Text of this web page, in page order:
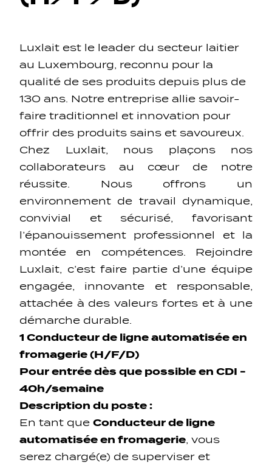
Navigation secondarie
Sozial Netzwierker
Navigation pied de page
Gérer les cookies
Luxlait est le leader du secteur laitier
au Luxembourg, reconnu pour la
qualité de ses produits depuis plus de
130 ans. Notre entreprise allie savoir-
faire traditionnel et innovation pour
offrir des produits sains et savoureux.
Chez Luxlait, nous plaçons nos
collaborateurs au cœur de notre
réussite. Nous offrons un
environnement de travail dynamique,
convivial et sécurisé, favorisant
l’épanouissement professionnel et la
montée en compétences. Rejoindre
Luxlait, c’est faire partie d’une équipe
engagée, innovante et responsable,
attachée à des valeurs fortes et à une
démarche durable.
1 Conducteur de ligne automatisée en
fromagerie (H/F/D)
Pour entrée dès que possible en CDI -
40h/semaine
Description du poste :
En tant que Conducteur de ligne
automatisée en fromagerie, vous
serez chargé(e) de superviser et